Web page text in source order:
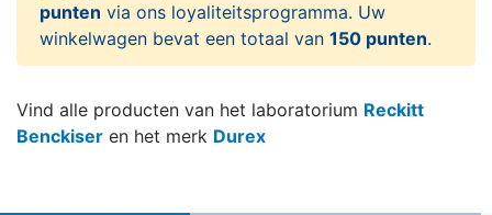
punten via ons loyaliteitsprogramma. Uw
winkelwagen bevat een totaal van 150 punten.
Vind alle producten van het laboratorium Reckitt
Benckiser en het merk Durex